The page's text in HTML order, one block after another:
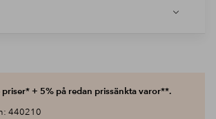
+ 5% på redan prissänkta varor**.
440210